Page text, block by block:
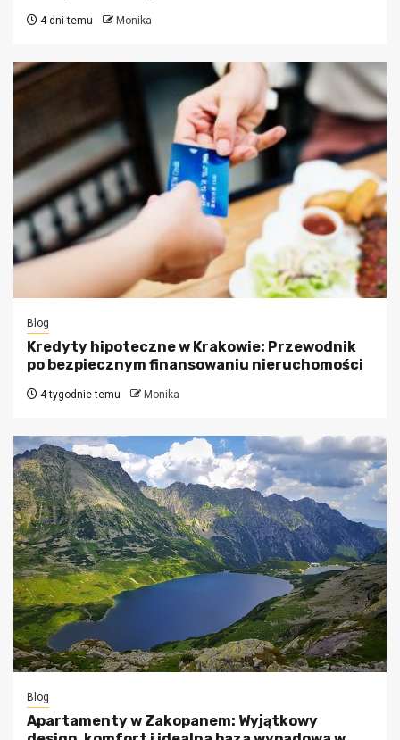
4 dni temu Monika
Blog
Kredyty hipoteczne w Krakowie: Przewodnik
po bezpiecznym finansowaniu nieruchomości
4 tygodnie temu Monika
Blog
Apartamenty w Zakopanem: Wyjątkowy